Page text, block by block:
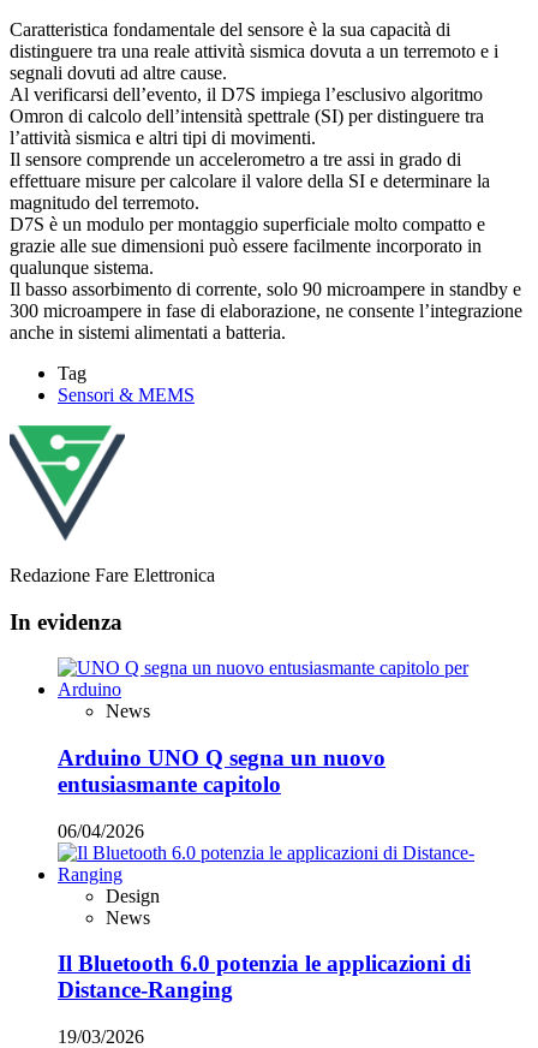
Caratteristica fondamentale del sensore è la sua capacità di
distinguere tra una reale attività sismica dovuta a un terremoto e i
segnali dovuti ad altre cause.
Al verificarsi dell’evento, il D7S impiega l’esclusivo algoritmo
Omron di calcolo dell’intensità spettrale (SI) per distinguere tra
l’attività sismica e altri tipi di movimenti.
Il sensore comprende un accelerometro a tre assi in grado di
effettuare misure per calcolare il valore della SI e determinare la
magnitudo del terremoto.
D7S è un modulo per montaggio superficiale molto compatto e
grazie alle sue dimensioni può essere facilmente incorporato in
qualunque sistema.
Il basso assorbimento di corrente, solo 90 microampere in standby e
300 microampere in fase di elaborazione, ne consente l’integrazione
anche in sistemi alimentati a batteria.
Tag
Sensori & MEMS
Redazione Fare Elettronica
In evidenza
News
Arduino UNO Q segna un nuovo
entusiasmante capitolo
06/04/2026
Design
News
Il Bluetooth 6.0 potenzia le applicazioni di
Distance-Ranging
19/03/2026